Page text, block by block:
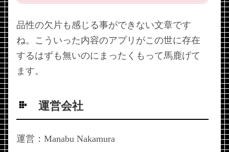
品性の欠片も感じる事ができない文章です
ね。こういった内容のアプリがこの世に存在
するはずも無いのにまったくもって馬鹿げて
ます。
運営会社
運営：Manabu Nakamura